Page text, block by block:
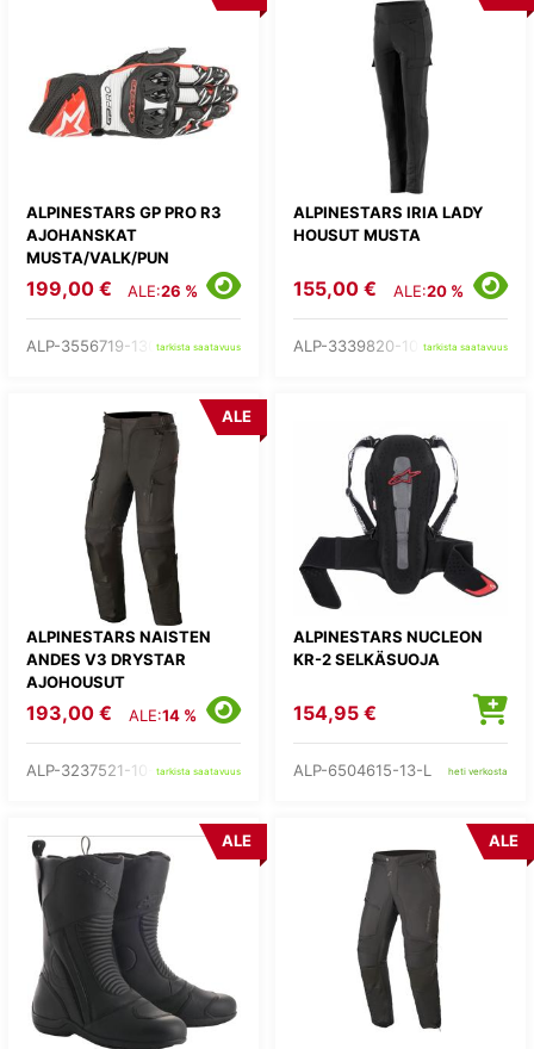
ALPINESTARS GP PRO R3
AJOHANSKAT
MUSTA/VALK/PUN
199,00 € ALE:26 %
ALP-3556719-1304-tarkista saatavuus
ALPINESTARS IRIA LADY
HOUSUT MUSTA
155,00 € ALE:20 %
ALP-3339820-10-tarkista saatavuus
ALPINESTARS NAISTEN
ANDES V3 DRYSTAR
AJOHOUSUT
ALE
193,00 € ALE:14 %
ALP-3237521-10- tarkista saatavuus
ALPINESTARS NUCLEON
KR-2 SELKÄSUOJA
154,95 €
ALP-6504615-13-L heti verkosta
ALE ALE